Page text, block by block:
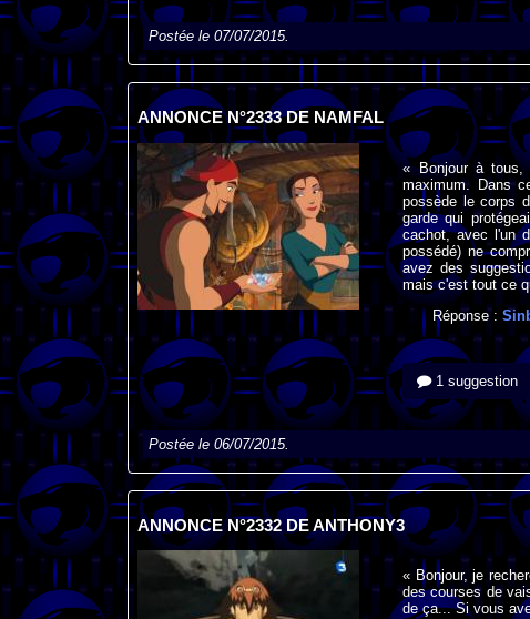
Postée le 07/07/2015.
ANNONCE N°2333 DE NAMFAL
« Bonjour à
maximum. Dans
possède le corps
garde qui
cachot, avec l'un
possédé) ne
avez des
mais c'est tout ce
Réponse :
1 suggestion
Postée le 06/07/2015.
ANNONCE N°2332 DE ANTHONY3
« Bonjour, je
des courses de
de ça... Si vous